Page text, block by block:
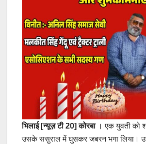
भिलाई [न्यूज़ टी 20] कोरबा। एक युवती को
उसके ससुराल में घुसकर जबरन भगा लिया।